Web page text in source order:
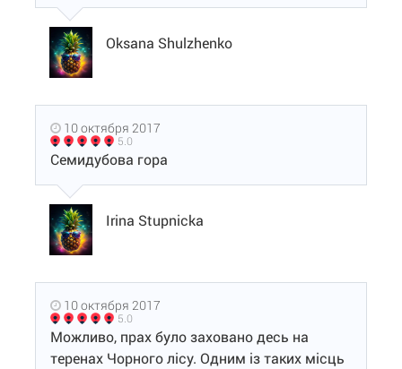
Oksana Shulzhenko
10 октября 2017
5.0
Семидубова гора
Irina Stupnicka
10 октября 2017
5.0
Можливо, прах було заховано десь на
теренах Чорного лісу. Одним із таких місць